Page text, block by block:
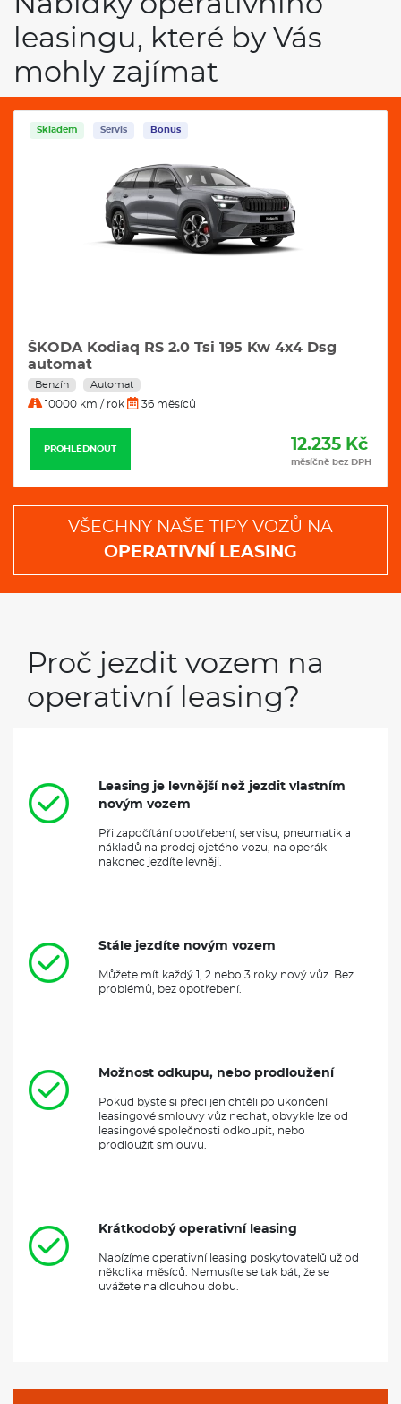
leasingu, které by Vás
mohly zajímat
Skladem Servis Bonus
ŠKODA Kodiaq RS 2.0 Tsi 195 Kw 4x4 Dsg
automat
Benzín Automat
10000 km / rok 36 měsíců
PROHLÉDNOUT 12.235 Kč
měsíčně bez DPH
VŠECHNY NAŠE TIPY VOZŮ NA
OPERATIVNÍ LEASING
Proč jezdit vozem na
operativní leasing?
Leasing je levnější než jezdit vlastním
novým vozem
Při započítání opotřebení, servisu, pneumatik a
nákladů na prodej ojetého vozu, na operák
nakonec jezdíte levněji.
Stále jezdíte novým vozem
Můžete mít každý 1, 2 nebo 3 roky nový vůz. Bez
problémů, bez opotřebení.
Možnost odkupu, nebo prodloužení
Pokud byste si přeci jen chtěli po ukončení
leasingové smlouvy vůz nechat, obvykle lze od
leasingové společnosti odkoupit, nebo
prodloužit smlouvu.
Krátkodobý operativní leasing
Nabízíme operativní leasing poskytovatelů už od
několika měsíců. Nemusíte se tak bát, že se
uvážete na dlouhou dobu.